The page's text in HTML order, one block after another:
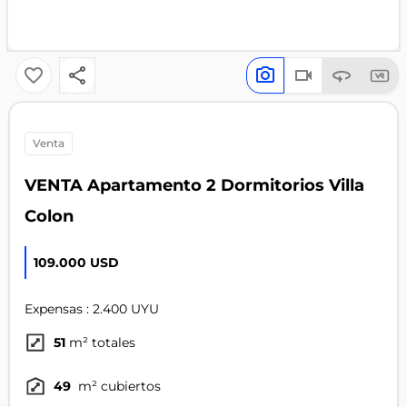
venta
VENTA Apartamento 2 Dormitorios Villa
Colon
109.000 USD
Expensas : 2.400 UYU
51 m² totales
49 m² cubiertos